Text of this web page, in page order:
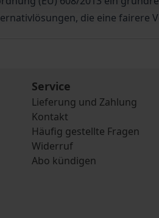
die eine fairere
Service
Lieferung und Zahlung
Kontakt
Häufig gestellte Fragen
Widerruf
Abo kündigen